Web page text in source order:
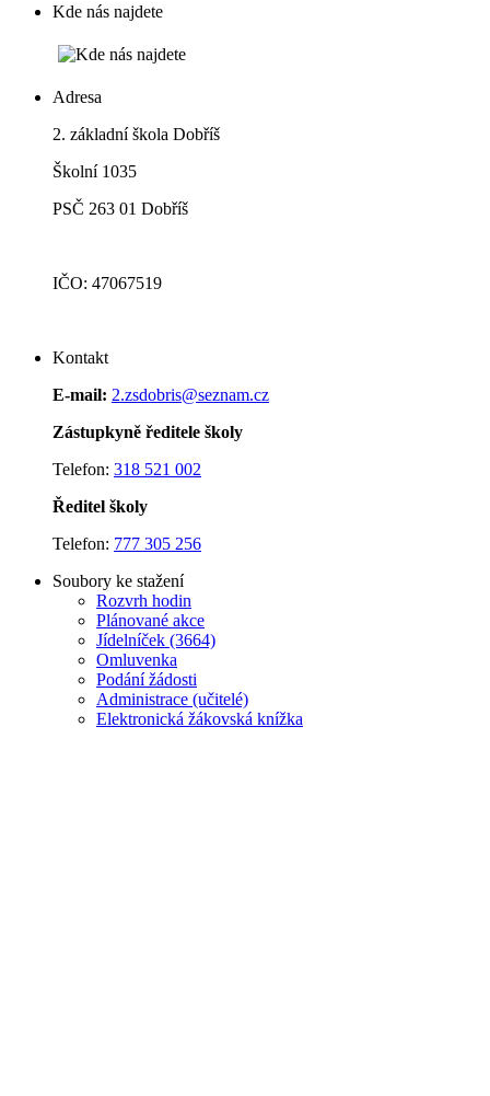
Kde nás najdete
Adresa
2. základní škola Dobříš
Školní 1035
PSČ 263 01 Dobříš
IČO: 47067519
Kontakt
E-mail: 2.zsdobris@seznam.cz
Zástupkyně ředitele školy
Telefon: 318 521 002
Ředitel školy
Telefon: 777 305 256
Soubory ke stažení
Rozvrh hodin
Plánované akce
Jídelníček (3664)
Omluvenka
Podání žádosti
Administrace (učitelé)
Elektronická žákovská knížka